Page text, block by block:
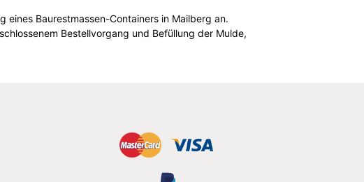
Baurestmassen-Containers in Mailberg an.
Bestellvorgang und Befüllung der Mulde,